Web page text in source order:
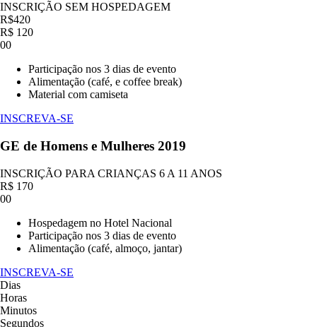
INSCRIÇÃO SEM HOSPEDAGEM
R$420
R$ 120
00
Participação nos 3 dias de evento
Alimentação (café, e coffee break)
Material com camiseta
INSCREVA-SE
GE de Homens e Mulheres 2019
INSCRIÇÃO PARA CRIANÇAS 6 A 11 ANOS
R$ 170
00
Hospedagem no Hotel Nacional
Participação nos 3 dias de evento
Alimentação (café, almoço, jantar)
INSCREVA-SE
Dias
Horas
Minutos
Segundos